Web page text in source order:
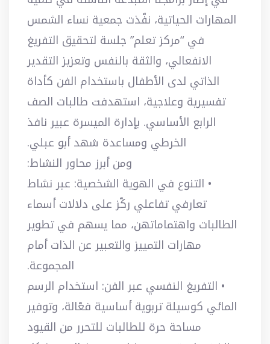
المهارات الحياتية، نفّذت جمعية نساء الشمس
في “مركز تعلم” جلسة لتحقيق التفريغ
الانفعالي، والثقة بالنفس وتعزيز التقدير
الذاتي لدى الأطفال باستخدام الفن كأداة
تفسيرية وعلاجية، استهدفت طالبات الصف
الرابع الأساسي. بإدارة الميسرة عبير نافذ
الخرطي ومساعدة شهد أبو عبلي.
ومن أبرز محاور النشاط:
• التنوع في الهوية الشخصية: عبر نشاط
تعارفي تفاعلي ركّز على دلالات أسماء
الطالبات واهتماماتهن، مما يسهم في تطوير
مهارات التمييز والتعبير عن الذات أمام
المجموعة.
• التفريغ النفسي عبر الفن: استخدام الرسم
المائي كوسيلة تربوية أساسية فعّالة، وتوفير
مساحة حرة للطالبات للتحرر من القيود